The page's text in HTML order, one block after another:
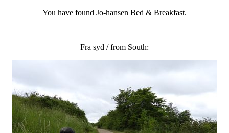
You have found Jo-hansen Bed & Breakfast.
Fra syd / from South: